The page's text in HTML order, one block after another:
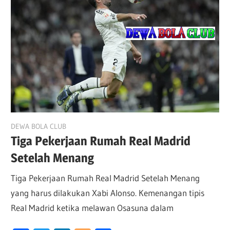
August 22, 2025
DEWA BOLA CLUB
Tiga Pekerjaan Rumah Real Madrid
Setelah Menang
Tiga Pekerjaan Rumah Real Madrid Setelah Menang
yang harus dilakukan Xabi Alonso. Kemenangan tipis
Real Madrid ketika melawan Osasuna dalam